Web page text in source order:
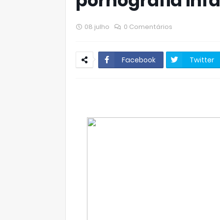
08 julho 0 Comentários
Facebook Twitter